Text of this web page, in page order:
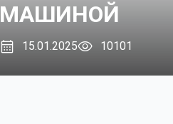
МАШИНОЙ
15.01.2025 10101